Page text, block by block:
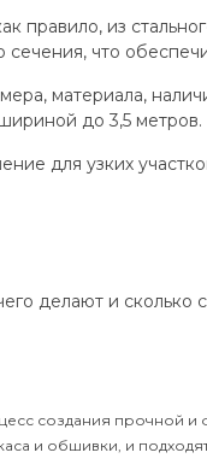
правило, из
сечения, что
материала,
до 3,5 метров.
для узких
делают и сколько
создания прочной
и обшивки, и